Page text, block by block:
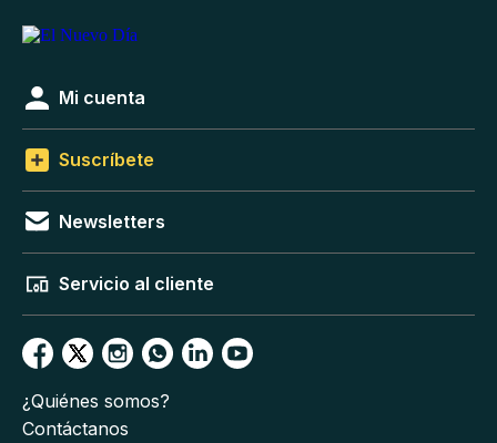
Mi cuenta
Suscríbete
Newsletters
Servicio al cliente
¿Quiénes somos?
Contáctanos